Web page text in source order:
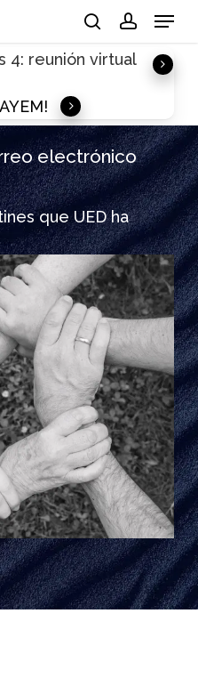
Menu
4: reunión virtual
electrónico
que UED ha